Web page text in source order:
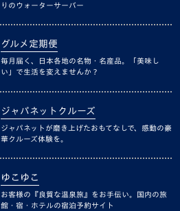
りのウォーターサーバー
グルメ定期便
毎月届く、日本各地の名物・名産品。「美味し
い」で生活を変えませんか？
ジャパネットクルーズ
ジャパネットが磨き上げたおもてなしで、感動の豪
華クルーズ体験を。
ゆこゆこ
お客様の『良質な温泉旅』をお手伝い。国内の旅
館・宿・ホテルの宿泊予約サイト